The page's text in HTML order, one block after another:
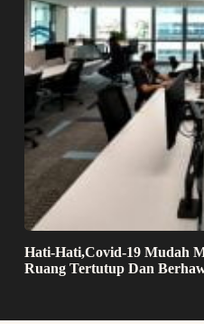
Hati-Hati,Covid-19 Mudah
Ruang Tertutup Dan